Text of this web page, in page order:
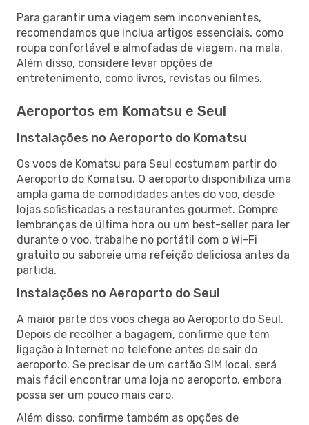
Para garantir uma viagem sem inconvenientes,
recomendamos que inclua artigos essenciais, como
roupa confortável e almofadas de viagem, na mala.
Além disso, considere levar opções de
entretenimento, como livros, revistas ou filmes.
Aeroportos em Komatsu e Seul
Instalações no Aeroporto do Komatsu
Os voos de Komatsu para Seul costumam partir do
Aeroporto do Komatsu. O aeroporto disponibiliza uma
ampla gama de comodidades antes do voo, desde
lojas sofisticadas a restaurantes gourmet. Compre
lembranças de última hora ou um best-seller para ler
durante o voo, trabalhe no portátil com o Wi-Fi
gratuito ou saboreie uma refeição deliciosa antes da
partida.
Instalações no Aeroporto do Seul
A maior parte dos voos chega ao Aeroporto do Seul.
Depois de recolher a bagagem, confirme que tem
ligação à Internet no telefone antes de sair do
aeroporto. Se precisar de um cartão SIM local, será
mais fácil encontrar uma loja no aeroporto, embora
possa ser um pouco mais caro.
Além disso, confirme também as opções de